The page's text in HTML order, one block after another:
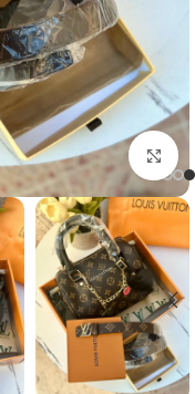
Click to enlarge